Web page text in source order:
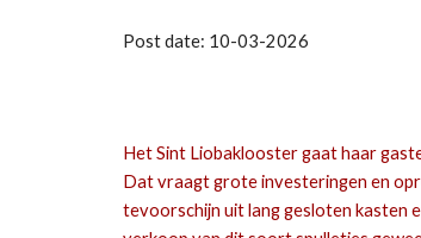
Post date: 10-03-2026
Het Sint Liobaklooster gaat haar
Dat vraagt grote investeringen en
tevoorschijn uit lang gesloten kasten